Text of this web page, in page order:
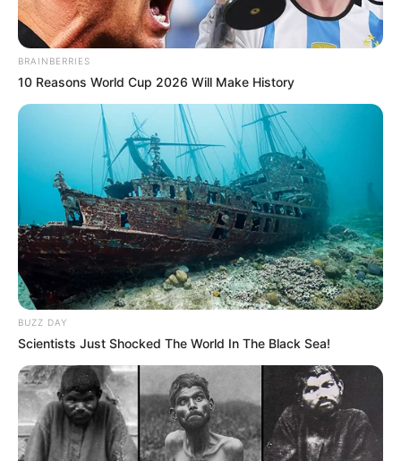
BRAINBERRIES
10 Reasons World Cup 2026 Will Make History
BUZZ DAY
Scientists Just Shocked The World In The Black Sea!